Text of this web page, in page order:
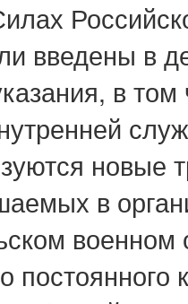
введены в
в
новые
в
военном
постоянного